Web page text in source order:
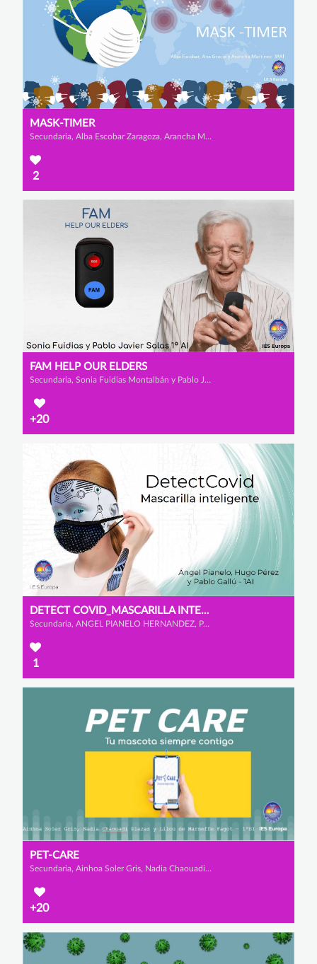
MASK-TIMER
Secundaria, Alba Escobar Zaragoza, Arancha Martínez Simó y Ana Gracia Jódar
2
FAM HELP OUR ELDERS
Secundaria, Sonia Fuidias Montalbán y Pablo Javier Salas Orozco
+20
DETECT COVID_MASCARILLA INTELIGENTE
Secundaria, ANGEL PIANELO HERNANDEZ, PABLO GALLU GARCIA y HUGO PEREZ ASENSIO
1
PET-CARE
Secundaria, Ainhoa Soler Gris, Nadia Chaouadi Plazas y Lilou de Marneffe Fagot
+20